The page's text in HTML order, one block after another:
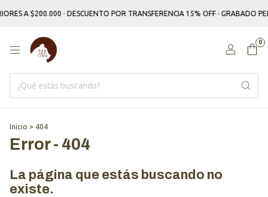
A $200.000 · DESCUENTO POR TRANSFERENCIA 15% OFF · GRABADO
0
Inicio > 404
Error - 404
La página que estás buscando no
existe.